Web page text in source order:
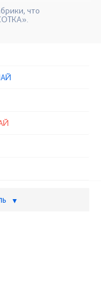
что
▼